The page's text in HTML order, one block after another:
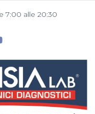
7:00 alle 20:30